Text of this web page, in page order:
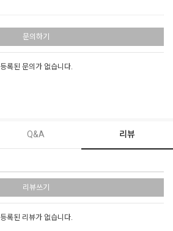
문의하기
등록된 문의가 없습니다.
Q&A 리뷰
리뷰쓰기
등록된 리뷰가 없습니다.